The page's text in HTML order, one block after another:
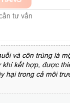
và côn trùng là
khí kết hợp, được
hại trong cả môi